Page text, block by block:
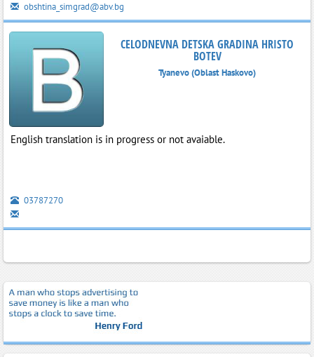
obshtina_simgrad@abv.bg
CELODNEVNA DETSKA GRADINA HRISTO
BOTEV
Tyanevo (Oblast Haskovo)
English translation is in progress or not avaiable.
03787270